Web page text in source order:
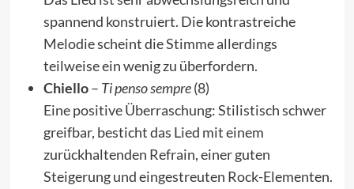
spannend konstruiert. Die kontrastreiche
Melodie scheint die Stimme allerdings
teilweise ein wenig zu überfordern.
Chiello– Ti penso sempre(8)
Eine positive Überraschung: Stilistisch schwer
greifbar, besticht das Lied mit einem
zurückhaltenden Refrain, einer guten
Steigerung und eingestreuten Rock-Elementen.